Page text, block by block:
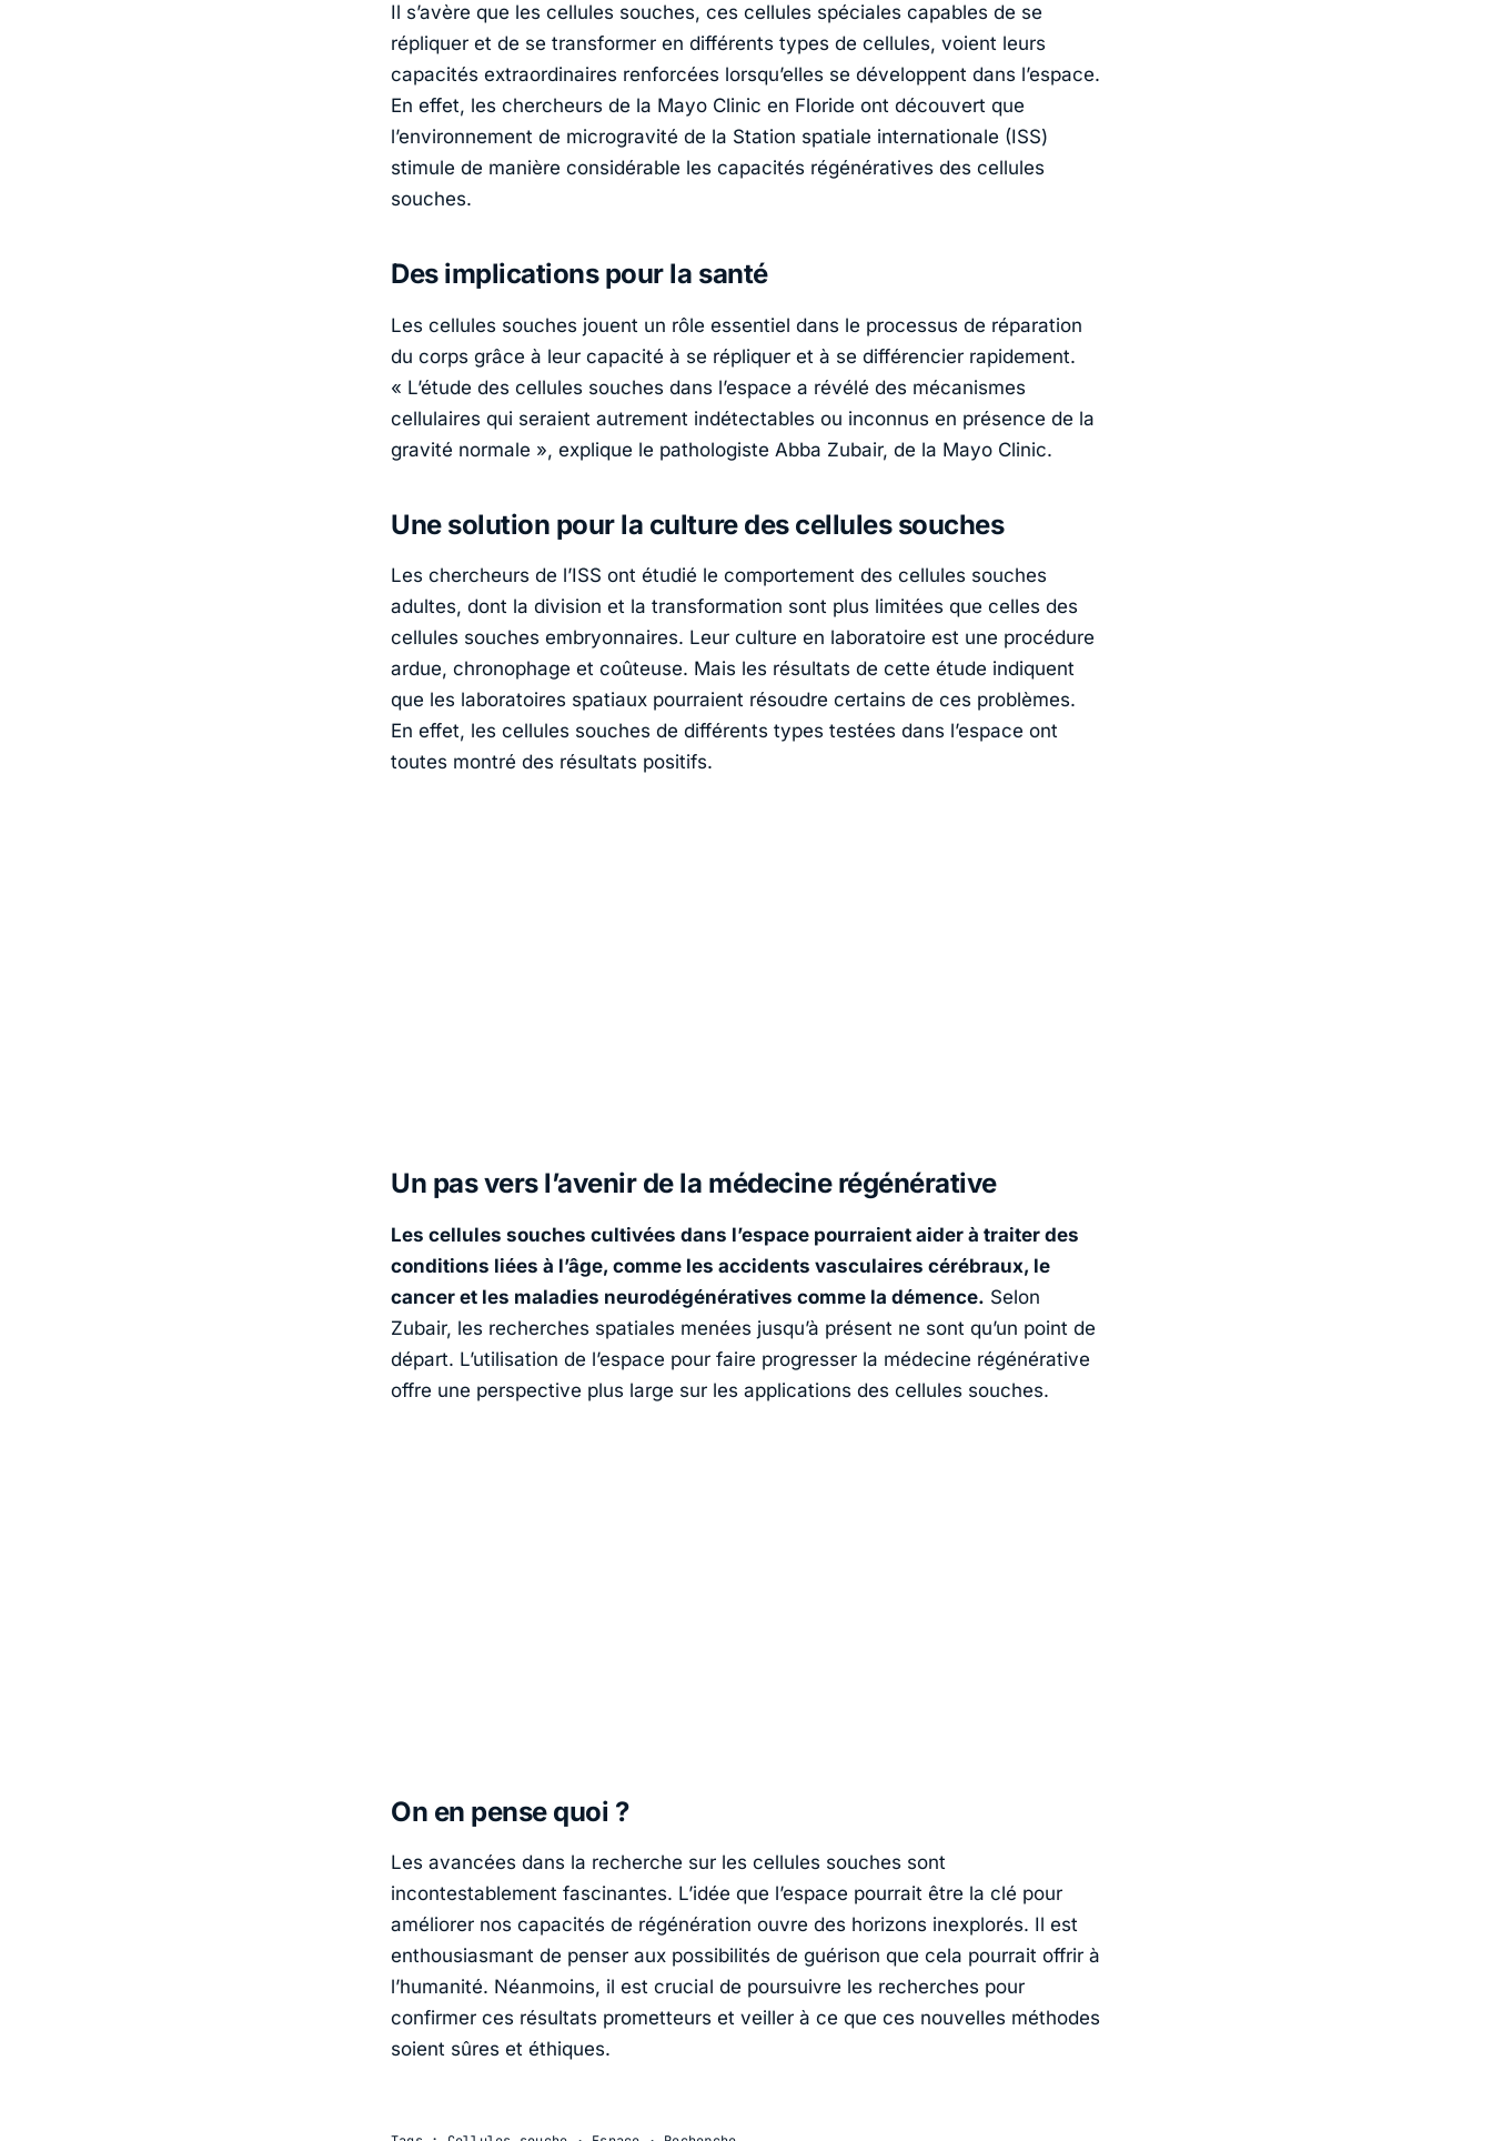
Il s’avère que les cellules souches, ces cellules spéciales capables de se
répliquer et de se transformer en différents types de cellules, voient leurs
capacités extraordinaires renforcées lorsqu’elles se développent dans l’espace.
En effet, les chercheurs de la Mayo Clinic en Floride ont découvert que
l’environnement de microgravité de la Station spatiale internationale (ISS)
stimule de manière considérable les capacités régénératives des cellules
souches.
Des implications pour la santé
Les cellules souches jouent un rôle essentiel dans le processus de réparation
du corps grâce à leur capacité à se répliquer et à se différencier rapidement.
« L’étude des cellules souches dans l’espace a révélé des mécanismes
cellulaires qui seraient autrement indétectables ou inconnus en présence de la
gravité normale », explique le pathologiste Abba Zubair, de la Mayo Clinic.
Une solution pour la culture des cellules souches
Les chercheurs de l’ISS ont étudié le comportement des cellules souches
adultes, dont la division et la transformation sont plus limitées que celles des
cellules souches embryonnaires. Leur culture en laboratoire est une procédure
ardue, chronophage et coûteuse. Mais les résultats de cette étude indiquent
que les laboratoires spatiaux pourraient résoudre certains de ces problèmes.
En effet, les cellules souches de différents types testées dans l’espace ont
toutes montré des résultats positifs.
Un pas vers l’avenir de la médecine régénérative
Les cellules souches cultivées dans l’espace pourraient aider à traiter des
conditions liées à l’âge, comme les accidents vasculaires cérébraux, le
cancer et les maladies neurodégénératives comme la démence. Selon
Zubair, les recherches spatiales menées jusqu’à présent ne sont qu’un point de
départ. L’utilisation de l’espace pour faire progresser la médecine régénérative
offre une perspective plus large sur les applications des cellules souches.
On en pense quoi ?
Les avancées dans la recherche sur les cellules souches sont
incontestablement fascinantes. L’idée que l’espace pourrait être la clé pour
améliorer nos capacités de régénération ouvre des horizons inexplorés. Il est
enthousiasmant de penser aux possibilités de guérison que cela pourrait offrir à
l’humanité. Néanmoins, il est crucial de poursuivre les recherches pour
confirmer ces résultats prometteurs et veiller à ce que ces nouvelles méthodes
soient sûres et éthiques.